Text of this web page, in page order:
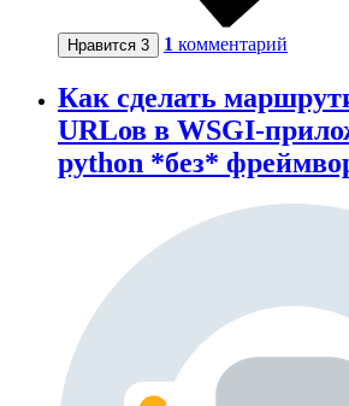
Нравится 3 1 комментарий
Как сделать
URLов в WSGI-
python *без*